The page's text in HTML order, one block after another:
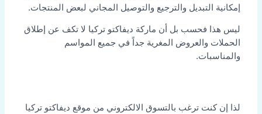
إمكانية التبديل والترجيع والتوصيل المجاني لبعض المنتجات.
ليس هذا فحسب بل أن ماركة ديفاكتو تركيا لا تكف عن إطلاق
الحملات والعروض المغرية جداً في جميع المواسم
والمناسبات.
لذا إن كنت ترغب بالتسوق الالكتروني من موقع ديفاكتو تركيا